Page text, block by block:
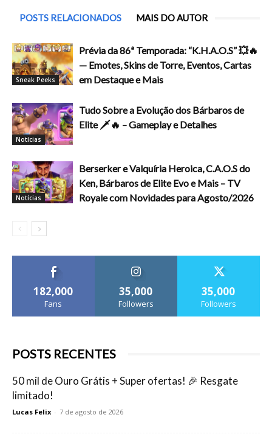
POSTS RELACIONADOS MAIS DO AUTOR
Sneak Peeks
Prévia da 86ª Temporada: “K.H.A.O.S” 💥🔥
— Emotes, Skins de Torre, Eventos, Cartas
em Destaque e Mais
Notícias
Tudo Sobre a Evolução dos Bárbaros de
Elite 🗡️🔥 – Gameplay e Detalhes
Notícias
Berserker e Valquíria Heroica, C.A.O.S do
Ken, Bárbaros de Elite Evo e Mais – TV
Royale com Novidades para Agosto/2026
182,000
Fans
35,000
Followers
35,000
Followers
POSTS RECENTES
50 mil de Ouro Grátis + Super ofertas! 🎉 Resgate
limitado!
Lucas Felix - 7 de agosto de 2026